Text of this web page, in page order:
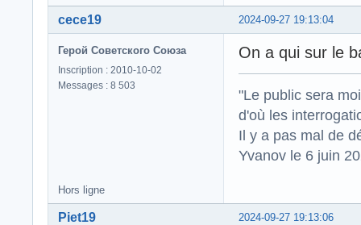
2024-09-27 19:13:04
cece19
Герой Советского Союза
Inscription : 2010-10-02
Messages : 8 503
On a qui sur le
"Le public sera
d'où les
Il y a pas mal de
Yvanov le 6 juin
Hors ligne
2024-09-27 19:13:06
Piet19